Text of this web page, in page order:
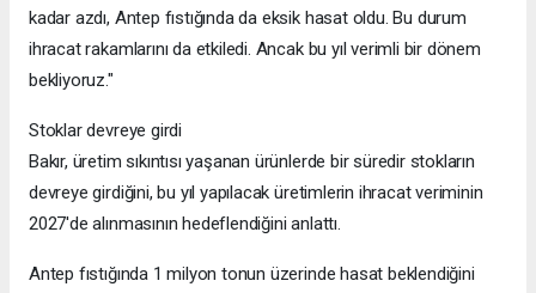
kadar azdı, Antep fıstığında da eksik hasat oldu. Bu durum
ihracat rakamlarını da etkiledi. Ancak bu yıl verimli bir dönem
bekliyoruz."
Stoklar devreye girdi
Bakır, üretim sıkıntısı yaşanan ürünlerde bir süredir stokların
devreye girdiğini, bu yıl yapılacak üretimlerin ihracat veriminin
2027'de alınmasının hedeflendiğini anlattı.
Antep fıstığında 1 milyon tonun üzerinde hasat beklendiğini